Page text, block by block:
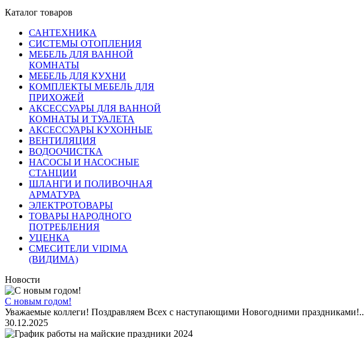
Каталог товаров
САНТЕХНИКА
СИСТЕМЫ ОТОПЛЕНИЯ
МЕБЕЛЬ ДЛЯ ВАННОЙ
КОМНАТЫ
МЕБЕЛЬ ДЛЯ КУХНИ
КОМПЛЕКТЫ МЕБЕЛЬ ДЛЯ
ПРИХОЖЕЙ
АКСЕССУАРЫ ДЛЯ ВАННОЙ
КОМНАТЫ И ТУАЛЕТА
АКСЕССУАРЫ КУХОННЫЕ
ВЕНТИЛЯЦИЯ
ВОДООЧИСТКА
НАСОСЫ И НАСОСНЫЕ
СТАНЦИИ
ШЛАНГИ И ПОЛИВОЧНАЯ
АРМАТУРА
ЭЛЕКТРОТОВАРЫ
ТОВАРЫ НАРОДНОГО
ПОТРЕБЛЕНИЯ
УЦЕНКА
СМЕСИТЕЛИ VIDIMA
(ВИДИМА)
Новости
С новым годом!
Уважаемые коллеги! Поздравляем Всех с наступающими Новогодними праздниками!..
30.12.2025